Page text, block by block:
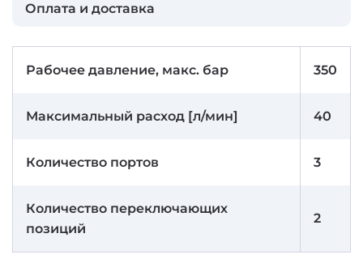
Оплата и доставка
Рабочее давление, макс. бар 350
Максимальный расход [л/мин] 40
Количество портов 3
Количество переключающих
позиций
2